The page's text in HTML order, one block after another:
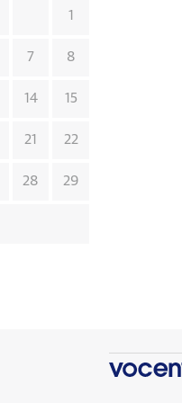
1
7 8
14 15
21 22
28 29